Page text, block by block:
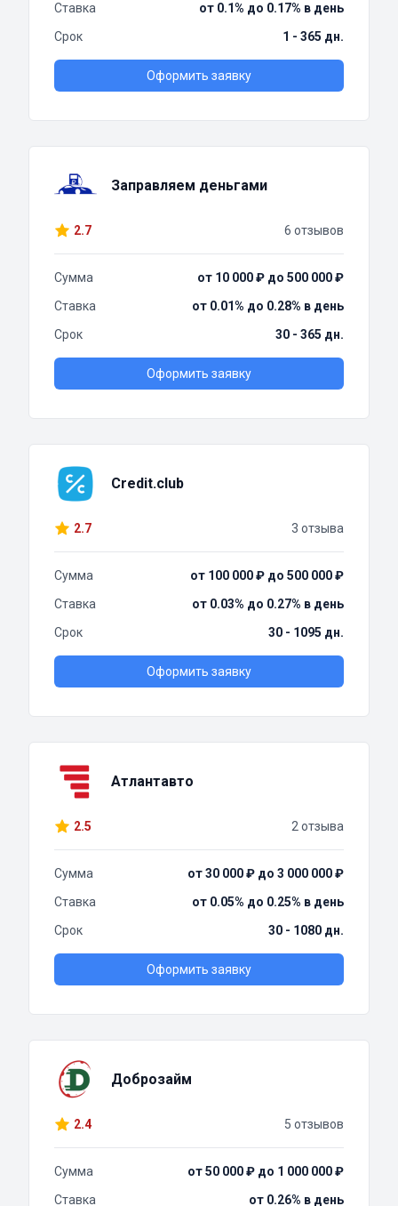
Ставка
от 0.1% до 0.17% в день
Срок
1 - 365 дн.
Оформить заявку
Заправляем деньгами
2.7 6 отзывов
Сумма
от 10 000 ₽ до 500 000 ₽
Ставка
от 0.01% до 0.28% в день
Срок
30 - 365 дн.
Оформить заявку
Credit.club
2.7 3 отзыва
Сумма
от 100 000 ₽ до 500 000 ₽
Ставка
от 0.03% до 0.27% в день
Срок
30 - 1095 дн.
Оформить заявку
Атлантавто
2.5 2 отзыва
Сумма
от 30 000 ₽ до 3 000 000 ₽
Ставка
от 0.05% до 0.25% в день
Срок
30 - 1080 дн.
Оформить заявку
Доброзайм
2.4 5 отзывов
Сумма
от 50 000 ₽ до 1 000 000 ₽
Ставка
от 0.26% в день